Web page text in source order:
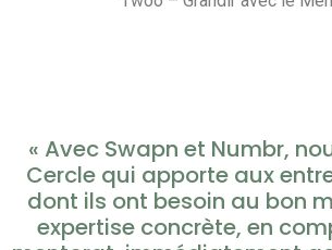
« Avec Swapn et Numbr,
Cercle qui apporte aux
dont ils ont besoin au bon
expertise concrète, en